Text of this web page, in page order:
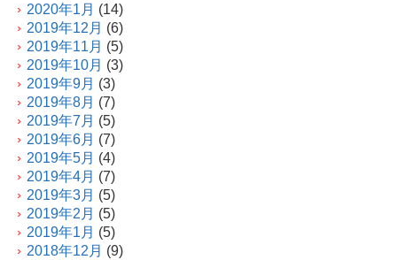
2020年1月 (14)
2019年12月 (6)
2019年11月 (5)
2019年10月 (3)
2019年9月 (3)
2019年8月 (7)
2019年7月 (5)
2019年6月 (7)
2019年5月 (4)
2019年4月 (7)
2019年3月 (5)
2019年2月 (5)
2019年1月 (5)
2018年12月 (9)